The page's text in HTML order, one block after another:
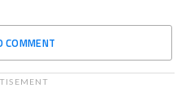
COMMENT